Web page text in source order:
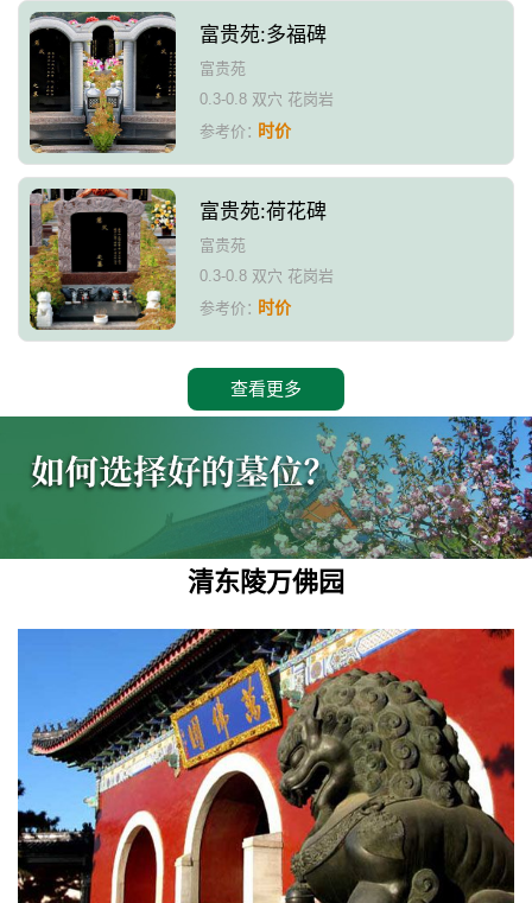
富贵苑:多福碑
富贵苑
0.3-0.8 双穴 花岗岩
参考价：时价
富贵苑:荷花碑
富贵苑
0.3-0.8 双穴 花岗岩
参考价：时价
查看更多
清东陵万佛园